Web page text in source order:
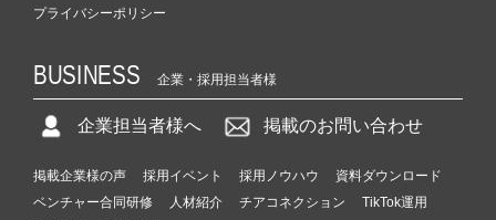
プライバシーポリシー
BUSINESS 企業・採用担当者様
企業担当者様へ 掲載のお問い合わせ
掲載企業様の声 採用イベント 採用ノウハウ
資料ダウンロード
ベンチャー合同研修
人材紹介 チアコネクション
TikTok運用